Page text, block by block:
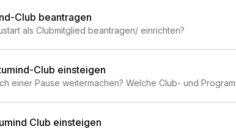
Club beantragen
als Clubmitglied beantragen/ einrichten?
Club einsteigen
einer Pause weitermachen? Welche Club- und
Club einsteigen